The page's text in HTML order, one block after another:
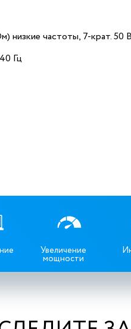
низкие частоты, 7-крат.
Гц
Увеличение
мощности